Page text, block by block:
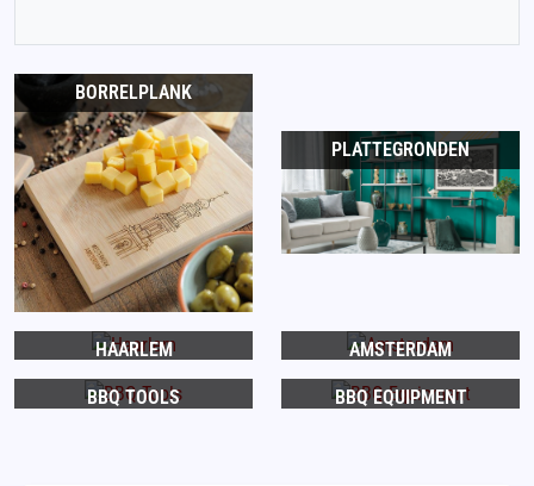
BORRELPLANK
PLATTEGRONDEN
HAARLEM AMSTERDAM
BBQ TOOLS BBQ EQUIPMENT